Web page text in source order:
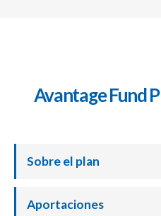
Avantage Fund
Sobre el plan
Aportaciones